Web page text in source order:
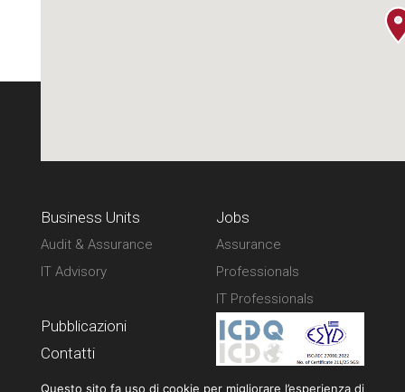
Business Units
Audit & Assurance
IT Advisory
Jobs
Assurance
Professionals
IT Professionals
Pubblicazioni
Contatti
Privacy policy
Questo sito fa uso di cookie per migliorare l’esperienza di